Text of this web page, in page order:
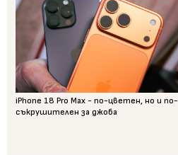
iPhone 18 Pro Max - по-цветен, но и по-
съкрушителен за джоба